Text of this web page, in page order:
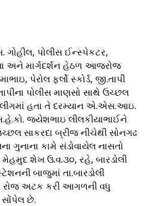
ગોહીલ, પોલીસ ઈન્સ્પેકટર,
અને માર્ગદર્શન હેઠળ આજરોજ
પેરોલ ફર્લો સ્કોર્ડ, જી.તાપી
પોલીસ માણસો સાથે ઉચ્છલ
હતા તે દરમ્યાન એ.એસ.આઇ.
જયેશભાઇ લીલકીયાભાઈને
સાકરદા બ્રીજ નીચેથી સોનગઢ
ગુનાના કામે સંડોવાયેલ નાસતો
શેખ ઉ.વ.૩૦, રહે, બારડોલી
બાજુમાં તા.બારડોલી
રોજ અટક કરી આગળની વધુ
સોંપેલ છે.